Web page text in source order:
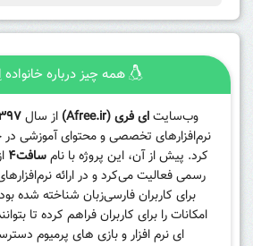
همه چیز درباره
وب‌سایتای فری (Afree.ir) از سال
نرم‌افزارهای تخصصی و محتوای آموزشی در
کرد. پیش از آن، این پروژه با نامسافت۴
رسمی فعالیت می‌کرد و در ارائه
برای کاربران فارسی‌زبان شناخته شده
امکانات را برای کاربران فراهم کرده تا
ای نرم افزار و بازی های پرمیوم